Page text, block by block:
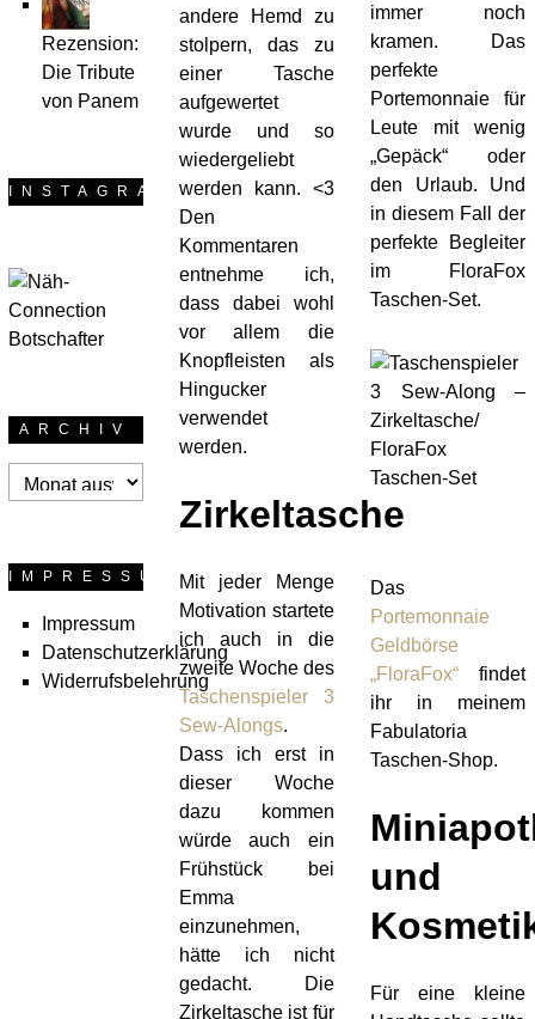
andere Hemd zu
stolpern, das zu
einer Tasche
aufgewertet
wurde und so
wiedergeliebt
werden kann. <3
Den
Kommentaren
entnehme ich,
dass dabei wohl
vor allem die
Knopfleisten als
Hingucker
verwendet
werden.
Zirkeltasche
Mit jeder Menge
Motivation startete
ich auch in die
zweite Woche des
Taschenspieler 3
Sew-Alongs.
Dass ich erst in
dieser Woche
dazu kommen
würde auch ein
Frühstück bei
Emma
einzunehmen,
hätte ich nicht
gedacht. Die
Zirkeltasche ist für
immer noch
kramen. Das
perfekte
Portemonnaie für
Leute mit wenig
„Gepäck“ oder
den Urlaub. Und
in diesem Fall der
perfekte Begleiter
im FloraFox
Taschen-Set.
Das
Portemonnaie
Geldbörse
„FloraFox“ findet
ihr in meinem
Fabulatoria
Taschen-Shop.
und
Für eine kleine
Rezension:
Die Tribute
von Panem
INSTAGRAM
ARCHIV
Archiv
IMPRESSUM
Impressum
Datenschutzerklärung
Widerrufsbelehrung